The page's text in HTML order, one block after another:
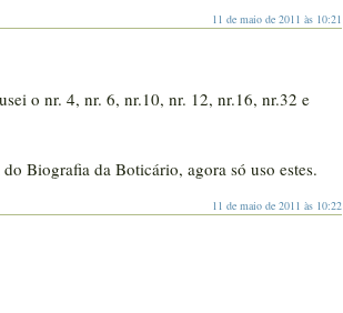
11 de maio de 2011 às 10:21
o nr. 4, nr. 6, nr.10, nr. 12, nr.16, nr.32 e
Biografia da Boticário, agora só uso estes.
11 de maio de 2011 às 10:22